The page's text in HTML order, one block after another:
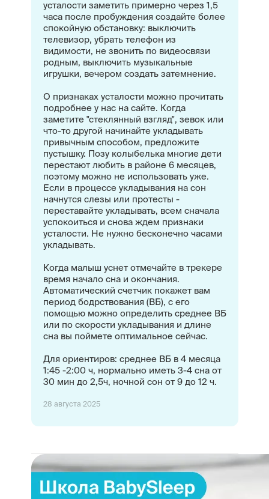
усталости заметить примерно через 1,5
часа после пробуждения создайте более
спокойную обстановку: выключить
телевизор, убрать телефон из
видимости, не звонить по видеосвязи
родным, выключить музыкальные
игрушки, вечером создать затемнение.
О признаках усталости можно прочитать
подробнее у нас на сайте. Когда
заметите "стеклянный взгляд", зевок или
что-то другой начинайте укладывать
привычным способом, предложите
пустышку. Позу колыбелька многие дети
перестают любить в районе 6 месяцев,
поэтому можно не использовать уже.
Если в процессе укладывания на сон
начнутся слезы или протесты -
переставайте укладывать, всем сначала
успокоиться и снова ждем признаки
усталости. Не нужно бесконечно часами
укладывать.
Когда малыш уснет отмечайте в трекере
время начало сна и окончания.
Автоматический счетчик покажет вам
период бодрствования (ВБ), с его
помощью можно определить среднее ВБ
или по скорости укладывания и длине
сна вы поймете оптимальное сейчас.
Для ориентиров: среднее ВБ в 4 месяца
1:45 -2:00 ч, нормально иметь 3-4 сна от
30 мин до 2,5ч, ночной сон от 9 до 12 ч.
28 августа 2025